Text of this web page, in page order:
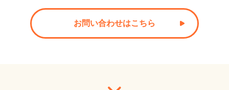
お問い合わせはこちら